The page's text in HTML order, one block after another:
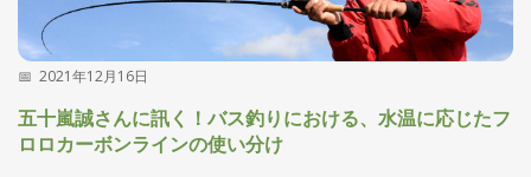
2021年12月16日
五十嵐誠さんに訊く！バス釣りにおける、水温に応じたフ
ロロカーボンラインの使い分け